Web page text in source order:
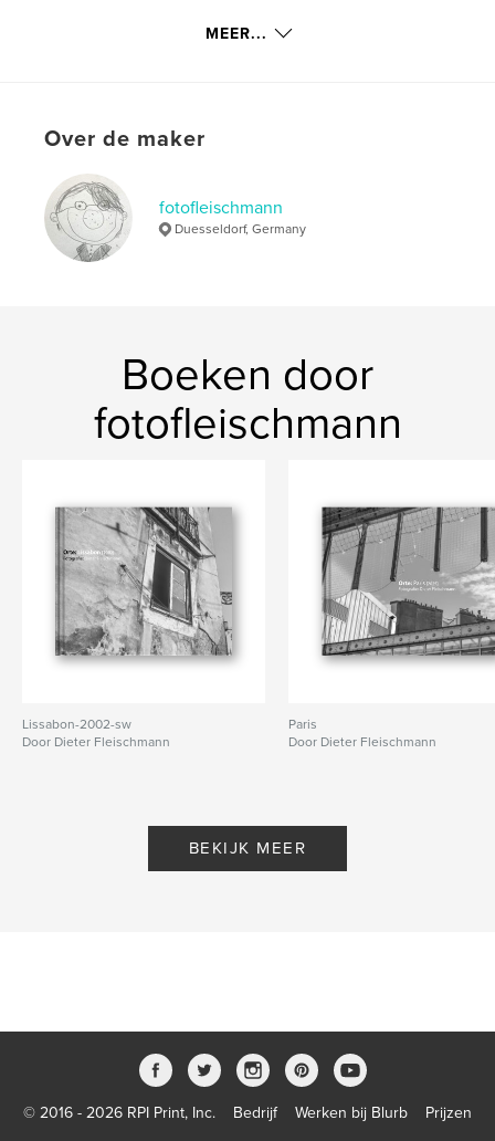
Trefwoorden
photography
places , Orte
MEER...
Over de maker
fotofleischmann
Duesseldorf, Germany
Boeken door
fotofleischmann
Lissabon-2002-sw
Door Dieter Fleischmann
Paris
Door Dieter Fleischmann
BEKIJK MEER
© 2016 - 2026 RPI Print, Inc. Bedrijf Werken bij Blurb
Prijzen